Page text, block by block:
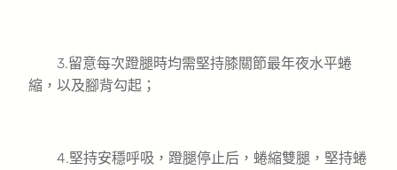
3.留意每次蹬腿時均需堅持膝關節最年夜水平蜷
縮，以及腳背勾起；
4.堅持安穩呼吸，蹬腿停止后，蜷縮雙腿，堅持蜷